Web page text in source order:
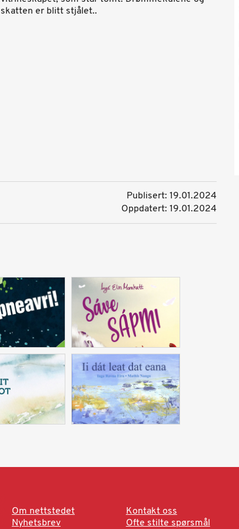
skatten er blitt stjålet..
Publisert: 19.01.2024
Oppdatert: 19.01.2024
Om nettstedet Kontakt oss
Nyhetsbrev
Ofte stilte spørsmål